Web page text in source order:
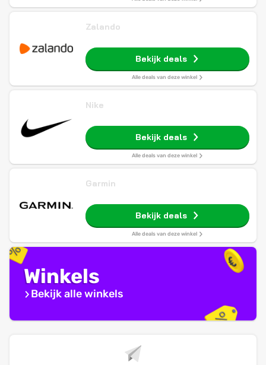
Zalando
Bekijk deals
Alle deals van deze winkel
Nike
Bekijk deals
Alle deals van deze winkel
Garmin
Bekijk deals
Alle deals van deze winkel
Winkels
Bekijk alle winkels